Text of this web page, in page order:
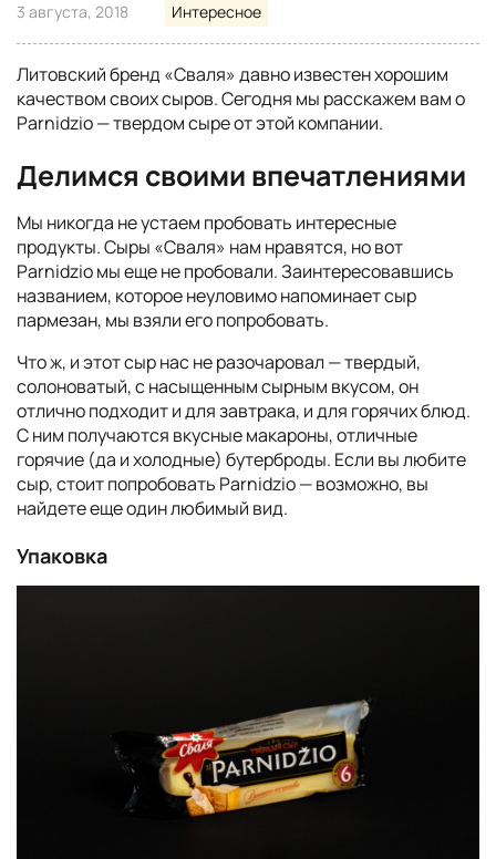
3 августа, 2018 Интересное
Литовский бренд «Сваля» давно известен хорошим
качеством своих сыров. Сегодня мы расскажем вам о
Parnidzio — твердом сыре от этой компании.
Делимся своими впечатлениями
Мы никогда не устаем пробовать интересные
продукты. Сыры «Сваля» нам нравятся, но вот
Parnidzio мы еще не пробовали. Заинтересовавшись
названием, которое неуловимо напоминает сыр
пармезан, мы взяли его попробовать.
Что ж, и этот сыр нас не разочаровал — твердый,
солоноватый, с насыщенным сырным вкусом, он
отлично подходит и для завтрака, и для горячих блюд.
С ним получаются вкусные макароны, отличные
горячие (да и холодные) бутерброды. Если вы любите
сыр, стоит попробовать Parnidzio — возможно, вы
найдете еще один любимый вид.
Упаковка